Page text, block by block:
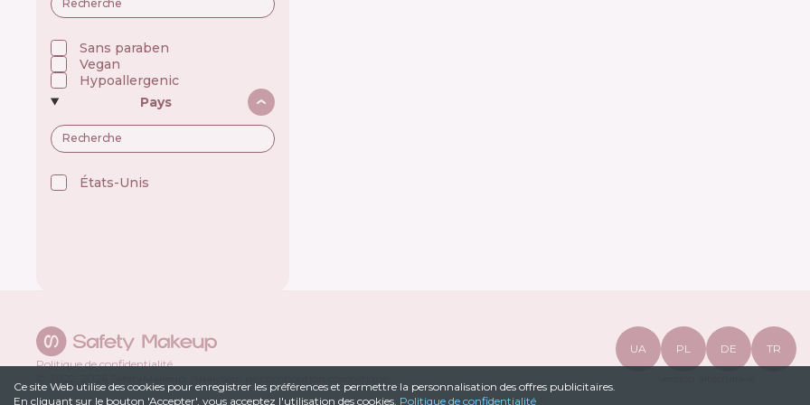
Ce site Web utilise des cookies pour enregistrer les préférences et permettre la personnalisation des offres publicitaires.
En cliquant sur le bouton 'Accepter', vous acceptez l'utilisation des cookies. Politique de confidentialité
Aesop 🇦🇺
Alfaparf 🇮🇹
Allen Mak 🇧🇬
Allies of Skin 🇸🇬
Alpecin 🇩🇪
Alpha H 🇦🇺
Amway 🇺🇸
Anastasia Beverly Hills 🇺🇸
Anua 🇰🇷
ApaCare 🇩🇪
Atache 🇪🇸
Atopalm 🇰🇷
Attitude 🇨🇦
Aussie 🇦🇺
Sans paraben
Vegan
Hypoallergenic
Pays
États-Unis 🇺🇸
Politique de confidentialité
UA PL DE TR